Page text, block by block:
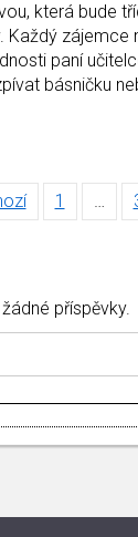
která bude
Každý zájemce
paní
básničku
1 …
příspěvky.